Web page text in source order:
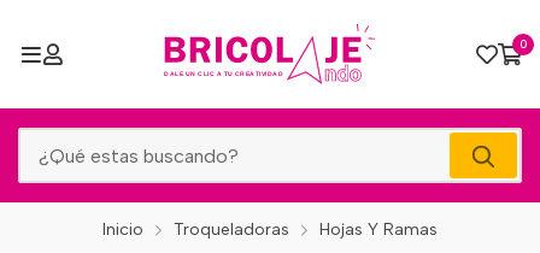
0
Inicio Troqueladoras Hojas Y Ramas